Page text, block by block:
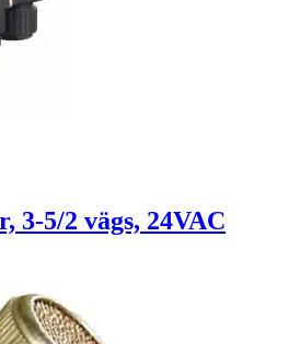
3-5/2 vägs, 24VAC